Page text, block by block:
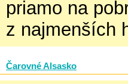
priamo na
z najmenších
Čarovné Alsasko